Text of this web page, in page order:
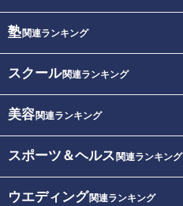
塾関連ランキング
スクール関連ランキング
美容関連ランキング
スポーツ＆ヘルス 関連ランキング
ウエディング関連ランキング